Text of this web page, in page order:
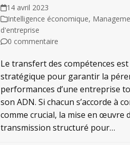
14 avril 2023
Intelligence économique,
d'entreprise
0 commentaire
Le transfert des compétences
stratégique pour garantir la
performances d’une entreprise
son ADN. Si chacun s’accorde à
comme crucial, la mise en œuvre
transmission structuré pour…